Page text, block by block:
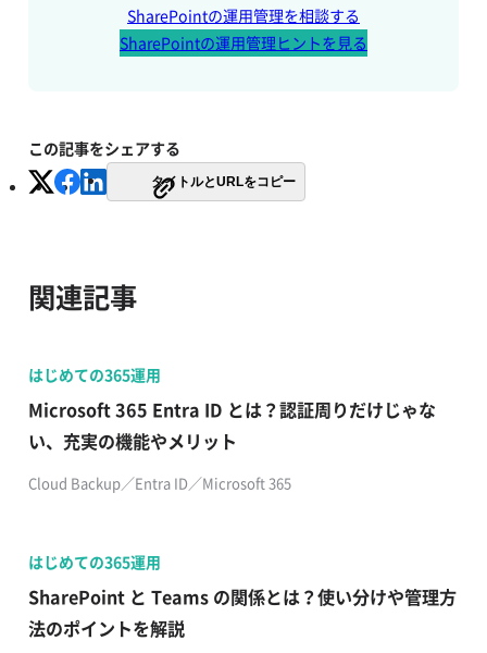
SharePointの運用管理を相談する
SharePointの運用管理ヒントを見る
この記事をシェアする
タイトルとURLをコピー
関連記事
はじめての365運用
​​Microsoft 365 Entra ID とは？認証周りだけじゃな
い、充実の機能やメリット​
Cloud Backup​／Entra ID／Microsoft 365
はじめての365運用
SharePoint と Teams の関係とは？使い分けや管理方
法のポイントを解説